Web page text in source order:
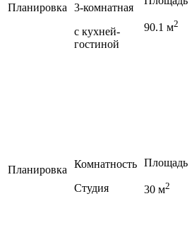
Планировка
3-комнатная
с кухней-
гостиной
90.1 м2
Планировка
Комнатность
Студия
Площадь
30 м2